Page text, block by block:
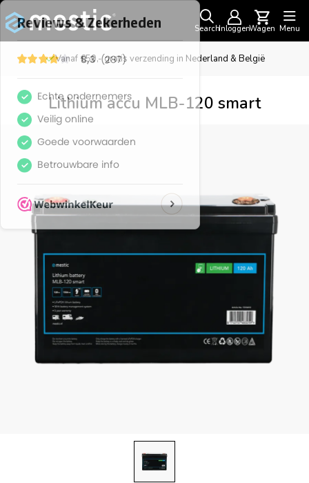
SearchInloggenWagen Menu
Vanaf €50,- gratis verzending in Nederland & België
Lithium accu MLB-120 smart